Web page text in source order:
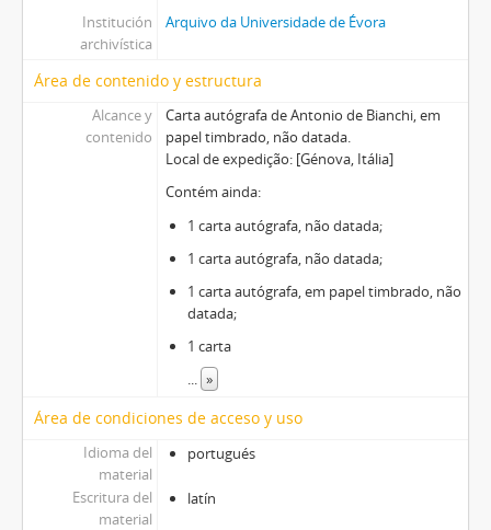
Institución
archivística
Arquivo da Universidade de Évora
Área de contenido y estructura
Alcance y
contenido
Carta autógrafa de Antonio de Bianchi, em
papel timbrado, não datada.
Local de expedição: [Génova, Itália]
Contém ainda:
1 carta autógrafa, não datada;
1 carta autógrafa, não datada;
1 carta autógrafa, em papel timbrado, não
datada;
1 carta
... »
Área de condiciones de acceso y uso
Idioma del
material
portugués
Escritura del
material
latín